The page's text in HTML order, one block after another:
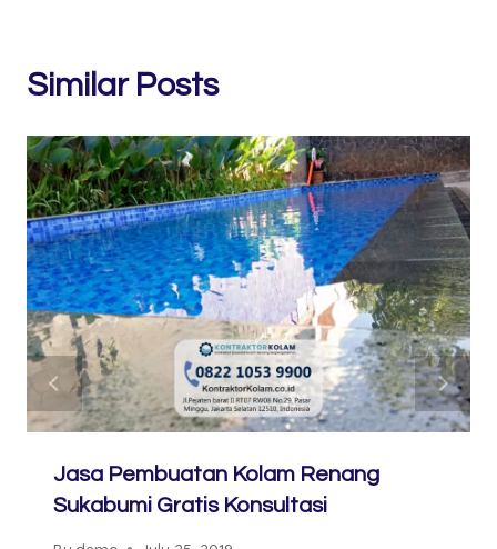
Similar Posts
Jasa Pembuatan Kolam Renang
Sukabumi Gratis Konsultasi